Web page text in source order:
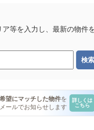
等を入力し、最新の物件
希望にマッチした物件を
メールでお知らせします
詳しくは
こちら